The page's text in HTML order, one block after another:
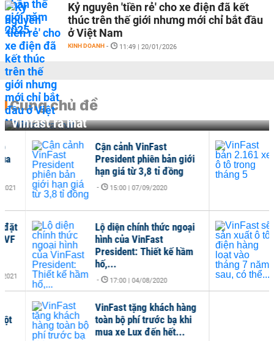
Kỷ nguyên 'tiền rẻ' cho xe điện đã kết
thúc trên thế giới nhưng mới chỉ bắt đầu
ở Việt Nam
KINH DOANH - 11:49 | 20/01/2026
Cùng chủ đề
Vinfast ra mắt
Cận cảnh VinFast
President phiên bản giới
hạn giá từ 3,8 tỉ đồng
- 15:00 | 07/09/2020
Lộ diện chính thức ngoại
hình của VinFast
President: Thiết kế hầm
hố,...
- 17:00 | 04/08/2020
7
VinFast tặng khách hàng
toàn bộ phí trước bạ khi
mua xe Lux đến hết...